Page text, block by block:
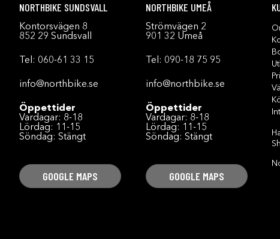
NORTHBIKE SUNDSVALL
Kontorsvägen 8
852 29 Sundsvall
Tel: 060-61 33 15
info@northbike.se
Öppettider
Vardagar: 8-18
Lördag: 11-15
Söndag: Stängt
GOOGLE MAPS
NORTHBIKE UMEÅ
Strömvägen 2
901 32 Umeå
Tel: 090-18 75 95
info@northbike.se
Öppettider
Vardagar: 8-18
Lördag: 11-15
Söndag: Stängt
GOOGLE MAPS